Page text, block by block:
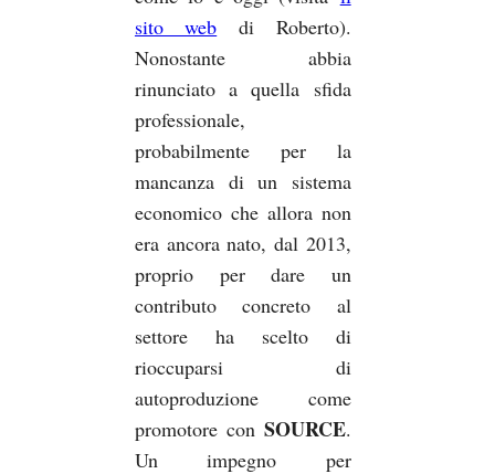
sito web di Roberto).
Nonostante abbia
rinunciato a quella sfida
professionale,
probabilmente per la
mancanza di un sistema
economico che allora non
era ancora nato, dal 2013,
proprio per dare un
contributo concreto al
settore ha scelto di
rioccuparsi di
autoproduzione come
promotore con SOURCE.
Un impegno per